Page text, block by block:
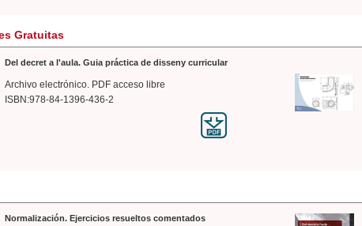
Gratuitas
Del decret a l'aula. Guia práctica de disseny curricular
Archivo electrónico. PDF acceso libre
ISBN:978-84-1396-436-2
Normalización. Ejercicios resueltos comentados